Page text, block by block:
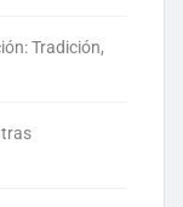
Tradición,